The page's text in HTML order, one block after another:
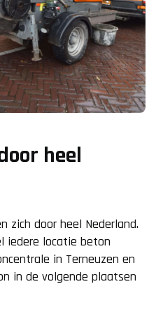
heel
zich door heel Nederland.
iedere locatie beton
in Terneuzen en
in de volgende plaatsen